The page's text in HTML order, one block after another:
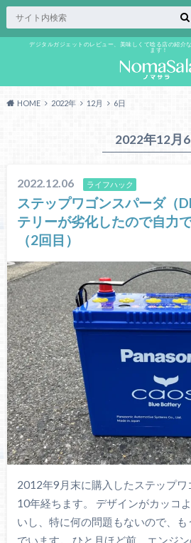
デジタルガジェットのレビュー、美味しくて唸る店の紹介
ます！
HOME 2022年 12月 6日
2022年12月6
2022.12.06 ライフハック
ステップワゴンスパーダ（
テリーが劣化したので自力
（2回目）
2012年9月末に購入したステップ
10年経ちます。 デザインがカッコ
いし、特に何の問題もないので、も
でいます。 ひと月ほど前、エンジ